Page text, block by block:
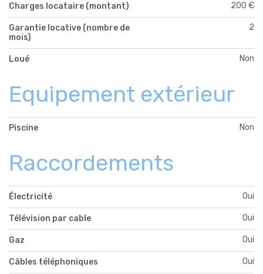
Charges locataire (montant) 200 €
Garantie locative (nombre de
mois)
2
Loué Non
Equipement extérieur
Piscine Non
Raccordements
Électricité Oui
Télévision par cable Oui
Gaz Oui
Câbles téléphoniques Oui